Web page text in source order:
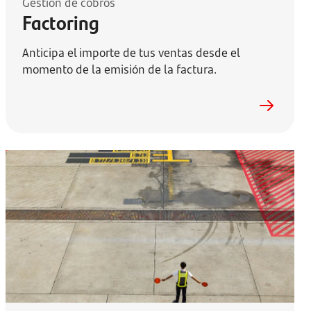
Factoring
Anticipa el importe de tus ventas desde el
momento de la emisión de la factura.